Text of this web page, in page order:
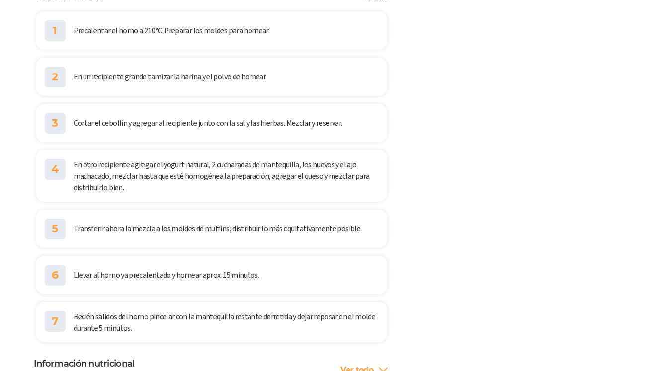
1 Precalentar el horno a 210°C. Preparar los moldes para hornear.
2 En un recipiente grande tamizar la harina y el polvo de hornear.
3 Cortar el cebollín y agregar al recipiente junto con la sal y las hierbas. Mezclar y reservar.
4
En otro recipiente agregar el yogurt natural, 2 cucharadas de mantequilla, los huevos y el ajo
machacado, mezclar hasta que esté homogénea la preparación, agregar el queso y mezclar para
distribuirlo bien.
5 Transferir ahora la mezcla a los moldes de muffins, distribuir lo más equitativamente posible.
6 Llevar al horno ya precalentado y hornear aprox. 15 minutos.
7
Recién salidos del horno pincelar con la mantequilla restante derretida y dejar reposar en el molde
durante 5 minutos.
Información nutricional